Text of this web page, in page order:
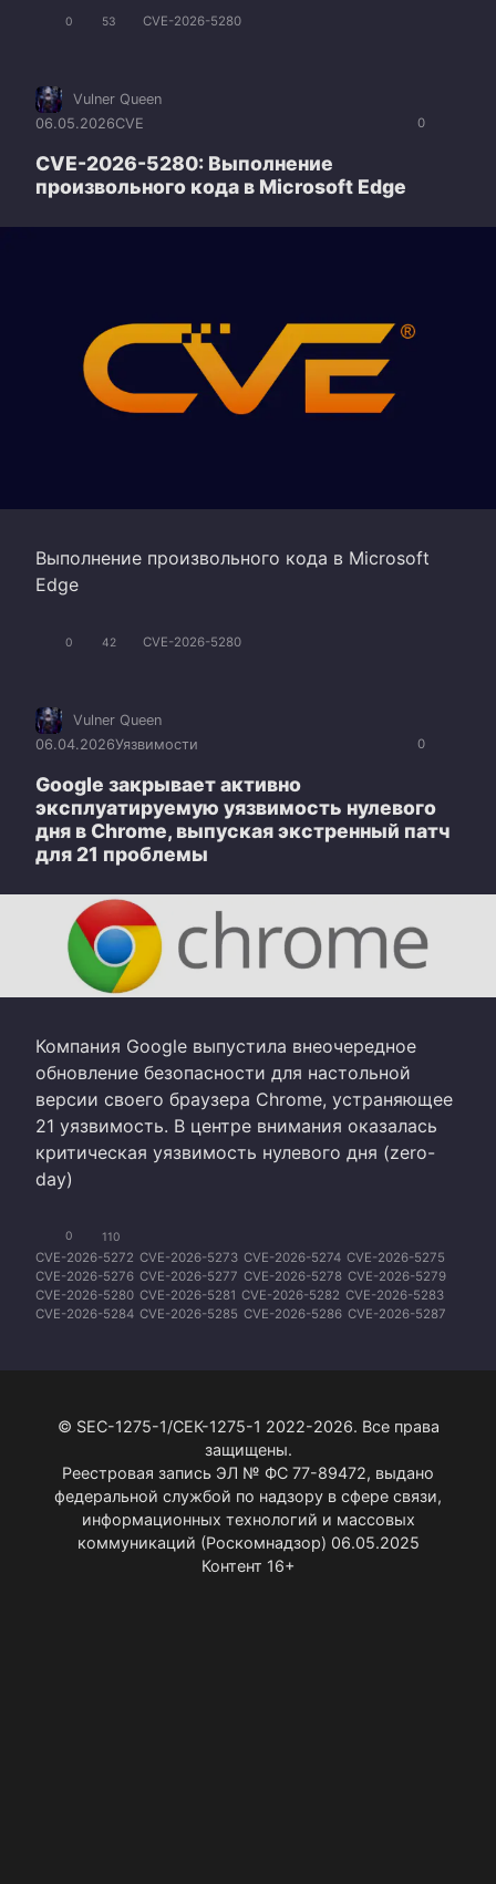
0 53 CVE-2026-5280
0
Vulner Queen
06.05.2026CVE
CVE-2026-5280: Выполнение
произвольного кода в Microsoft Edge
Выполнение произвольного кода в Microsoft
Edge
0 42 CVE-2026-5280
0
Vulner Queen
06.04.2026Уязвимости
Google закрывает активно
эксплуатируемую уязвимость нулевого
дня в Chrome, выпуская экстренный патч
для 21 проблемы
Компания Google выпустила внеочередное
обновление безопасности для настольной
версии своего браузера Chrome, устраняющее
21 уязвимость. В центре внимания оказалась
критическая уязвимость нулевого дня (zero-
day)
0 110
CVE-2026-5272 CVE-2026-5273 CVE-2026-5274 CVE-2026-5275
CVE-2026-5276 CVE-2026-5277 CVE-2026-5278 CVE-2026-5279
CVE-2026-5280 CVE-2026-5281 CVE-2026-5282 CVE-2026-5283
CVE-2026-5284 CVE-2026-5285 CVE-2026-5286 CVE-2026-5287
© SEC-1275-1/СЕК-1275-1 2022-2026. Все права
защищены.
Реестровая запись ЭЛ № ФС 77-89472, выдано
федеральной службой по надзору в сфере связи,
информационных технологий и массовых
коммуникаций (Роскомнадзор) 06.05.2025
Контент 16+